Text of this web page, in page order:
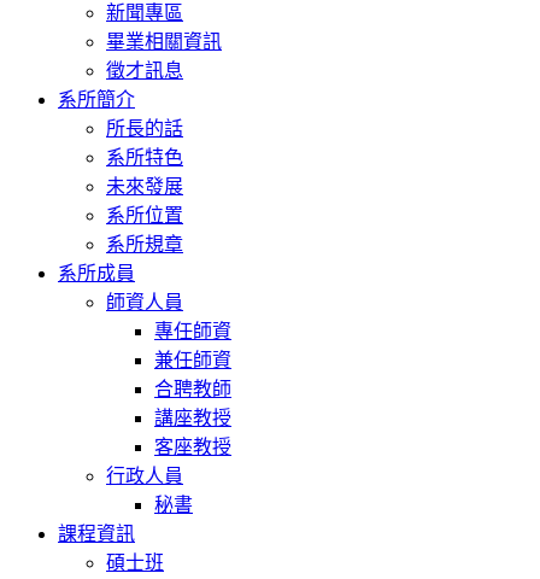
新聞專區
畢業相關資訊
徵才訊息
系所簡介
所長的話
系所特色
未來發展
系所位置
系所規章
系所成員
師資人員
專任師資
兼任師資
合聘教師
講座教授
客座教授
行政人員
秘書
課程資訊
碩士班